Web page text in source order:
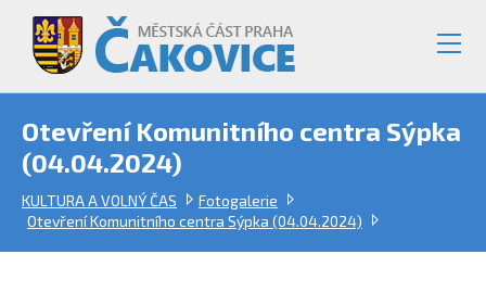
Otevření Komunitního centra Sýpka
(04.04.2024)
KULTURA A VOLNÝ ČAS
Fotogalerie
Otevření Komunitního centra Sýpka (04.04.2024)